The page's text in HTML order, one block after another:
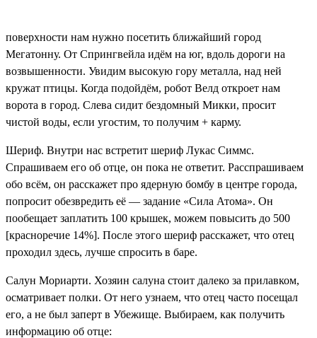
поверхности нам нужно посетить ближайший город
Мегатонну. От Спрингвейла идём на юг, вдоль дороги на
возвышенности. Увидим высокую гору металла, над ней
кружат птицы. Когда подойдём, робот Велд откроет нам
ворота в город. Слева сидит бездомный Микки, просит
чистой воды, если угостим, то получим + карму.
Шериф. Внутри нас встретит шериф Лукас Симмс.
Спрашиваем его об отце, он пока не ответит. Расспрашиваем
обо всём, он расскажет про ядерную бомбу в центре города,
попросит обезвредить её — задание «Сила Атома». Он
пообещает заплатить 100 крышек, можем повысить до 500
[красноречие 14%]. После этого шериф расскажет, что отец
проходил здесь, лучше спросить в баре.
Салун Мориарти. Хозяин салуна стоит далеко за прилавком,
осматривает полки. От него узнаем, что отец часто посещал
его, а не был заперт в Убежище. Выбираем, как получить
информацию об отце: